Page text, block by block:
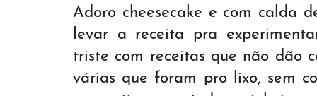
Adoro cheesecake e com calda
levar a receita pra
triste com receitas que não dão
várias que foram pro lixo, sem